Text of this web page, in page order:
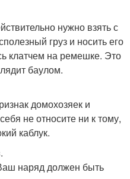
нужно взять с
груз и носить его
клатчем на ремешке. Это
баулом.
домохозяек и
не относите ни к тому,
каблук.
наряд должен быть